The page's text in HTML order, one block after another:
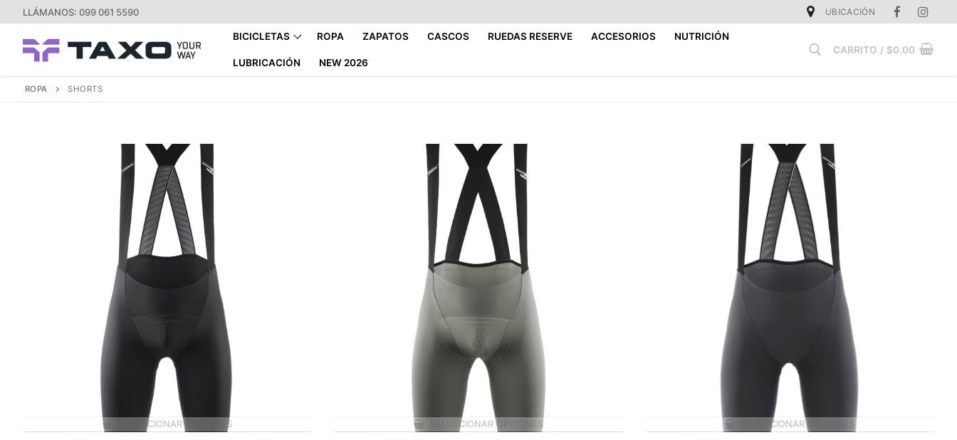
al
contenido
LLÁMANOS: 099 061 5590 UBICACIÓN
BICICLETAS ROPA ZAPATOS CASCOS RUEDAS RESERVE ACCESORIOS NUTRICIÓN
LUBRICACIÓN NEW 2026
CARRITO / $0.00
ROPA SHORTS
SELECCIONAR OPCIONES SELECCIONAR OPCIONES SELECCIONAR OPCIONES